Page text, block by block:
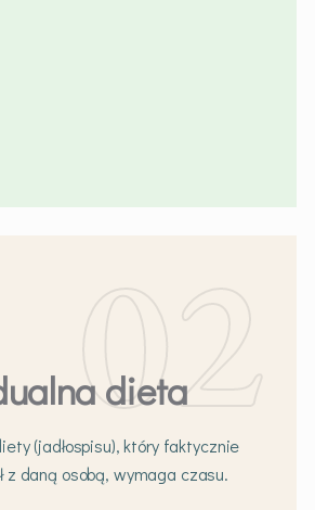
dieta
(jadłospisu), który faktycznie
z daną osobą, wymaga czasu.